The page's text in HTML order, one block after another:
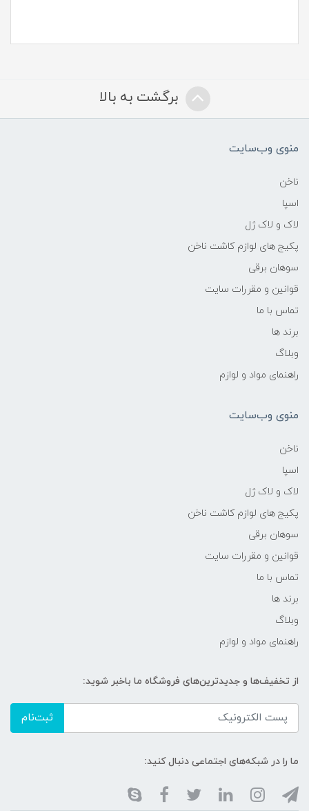
برگشت به بالا
منوی وب‌سایت
ناخن
اسپا
لاک و لاک ژل
پکیج های لوازم کاشت ناخن
سوهان برقی
قوانین و مقررات سایت
تماس با ما
برند ها
وبلاگ
راهنمای مواد و لوازم
منوی وب‌سایت
ناخن
اسپا
لاک و لاک ژل
پکیج های لوازم کاشت ناخن
سوهان برقی
قوانین و مقررات سایت
تماس با ما
برند ها
وبلاگ
راهنمای مواد و لوازم
از تخفیف‌ها و جدیدترین‌های فروشگاه ما باخبر شوید:
ثبت‌نام
ما را در شبکه‌های اجتماعی دنبال کنید: